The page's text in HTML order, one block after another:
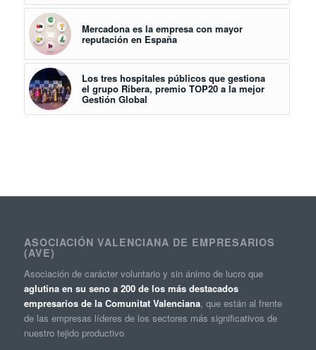
Mercadona es la empresa con mayor
reputación en España
Los tres hospitales públicos que gestiona
el grupo Ribera, premio TOP20 a la mejor
Gestión Global
ASOCIACIÓN VALENCIANA DE EMPRESARIOS
(AVE)
Asociación de carácter voluntario y sin ánimo de lucro que
aglutina en su seno a 200 de los más destacados
empresarios de la Comunitat Valenciana, que están al frente
de las empresas líderes de los sectores más significativos de
nuestro tejido productivo